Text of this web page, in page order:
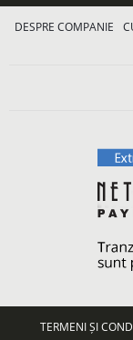
DESPRE COMPANIE
TERMENI ȘI